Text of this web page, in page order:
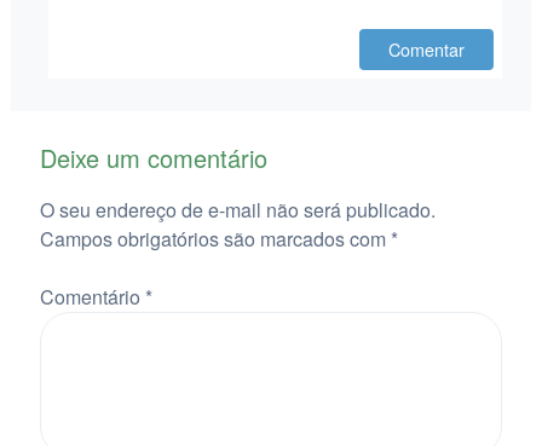
Comentar
Deixe um comentário
O seu endereço de e-mail não será publicado.
Campos obrigatórios são marcados com *
Comentário *